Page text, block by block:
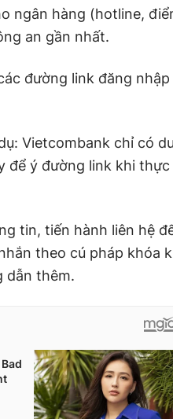
ngân hàng (hotline,
an gần nhất.
đường link đăng nhập
Vietcombank chỉ có
để ý đường link khi thực
tin, tiến hành liên hệ
theo cú pháp khóa
dẫn thêm.